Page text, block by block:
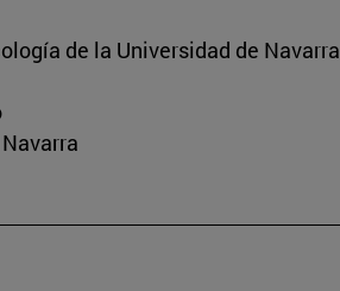
de la Universidad de Navarra